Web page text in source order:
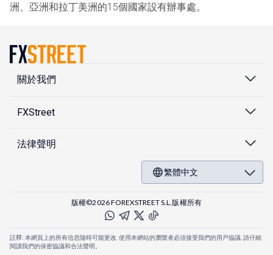
洲、亞洲和拉丁美洲的15個國家設有辦事處。
關於我們
FXStreet
法律聲明
繁體中文
版權©2026 FOREXSTREET S.L.版權所有
註釋: 本網頁上的所有信息隨時可能更改. 使用本網站的瀏覽者必須接受我們的用戶協議. 請仔細
閱讀我們的保密協議和合法聲明。